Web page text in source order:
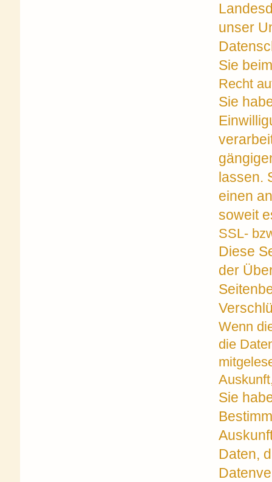
unser
Sie
Recht
Sie
lassen.
einen
soweit
SSL-
Diese
der
Wenn
die
Sie
Daten,